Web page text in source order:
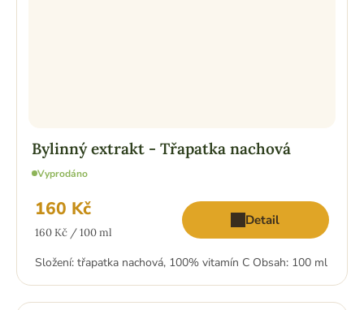
Bylinný extrakt - Třapatka nachová
Vyprodáno
160 Kč
Měrná
160 Kč / 100 ml
Detail
Složení: třapatka nachová, 100% vitamín C Obsah: 100 ml